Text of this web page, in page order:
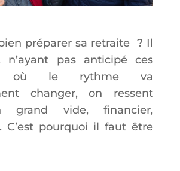
préparer sa retraite ? Il
n’ayant pas anticipé ces
où le rythme va
changer, on ressent
grand vide, financier,
C’est pourquoi il faut être